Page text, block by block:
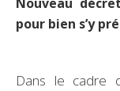
pour bien s’y
Dans le cadre